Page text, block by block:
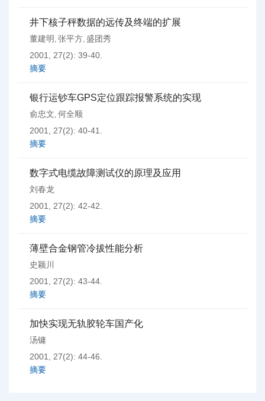
井下核子秤数据的远传及终端的扩展
董建明 , 张平方, 盛团秀
2001, 27(2): 39-40.
摘要
银行运钞车GPS定位跟踪报警系统的实现
俞忠文, 何全顺
2001, 27(2): 40-41.
摘要
数字式电缆故障测试仪的原理及应用
刘春龙
2001, 27(2): 42-42.
摘要
薄壁合金钢管冷拔性能分析
史颖川
2001, 27(2): 43-44.
摘要
加快实现无轨胶轮车国产化
汤镛
2001, 27(2): 44-46.
摘要